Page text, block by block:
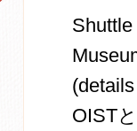
OIST